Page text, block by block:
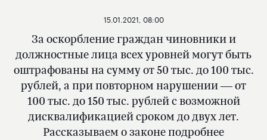
За оскорбление граждан чиновники и
должностные лица всех уровней могут быть
оштрафованы на сумму от 50 тыс. до 100 тыс.
рублей, а при повторном нарушении — от
100 тыс. до 150 тыс. рублей с возможной
дисквалификацией сроком до двух лет.
Рассказываем о законе подробнее
15.01.2021, 08:00